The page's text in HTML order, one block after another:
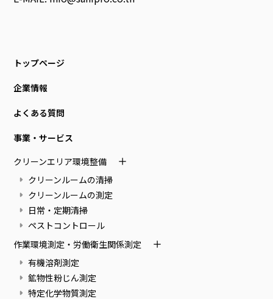
トップページ
企業情報
よくある質問
事業・サービス
クリーンエリア環境整備
クリーンルームの清掃
クリーンルームの測定
日常・定期清掃
ペストコントロール
作業環境測定・労働衛生関係測定
有機溶剤測定
鉱物性粉じん測定
特定化学物質測定